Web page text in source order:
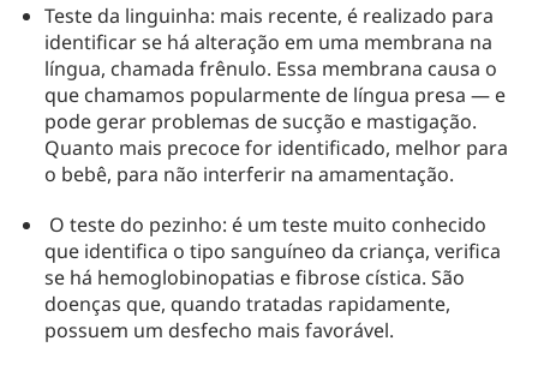
Teste da linguinha: mais recente, é realizado para
identificar se há alteração em uma membrana na
língua, chamada frênulo. Essa membrana causa o
que chamamos popularmente de língua presa — e
pode gerar problemas de sucção e mastigação.
Quanto mais precoce for identificado, melhor para
o bebê, para não interferir na amamentação.
O teste do pezinho: é um teste muito conhecido
que identifica o tipo sanguíneo da criança, verifica
se há hemoglobinopatias e fibrose cística. São
doenças que, quando tratadas rapidamente,
possuem um desfecho mais favorável.